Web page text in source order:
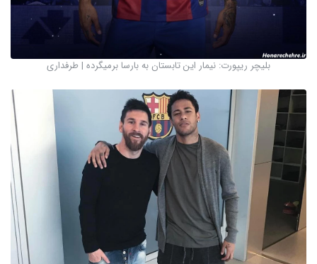
بلیچر ریپورت: نیمار این تابستان به بارسا برمیگرده | طرفداری